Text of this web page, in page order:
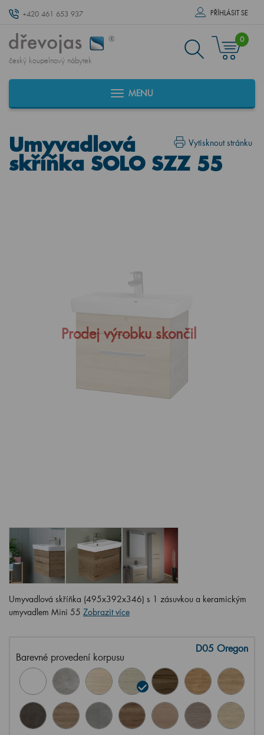
+420 461 653 937 PŘÍHLÁSIT SE
český koupelnový nábytek
0
MENU
Vytisknout stránku
Umyvadlová
skříňka SOLO SZZ 55
Prodej výrobku skončil
Umyvadlová skříňka (495x392x346) s 1 zásuvkou a keramickým
umyvadlem Mini 55 Zobrazit více
Barevné provedení korpusu
D05 Oregon